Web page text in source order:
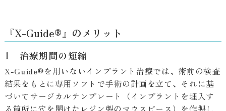
『X-Guide®』のメリット
1 治療期間の短縮
X-Guide®を用いないインプラント治療では、術前の検査
結果をもとに専用ソフトで手術の計画を立て、それに基
づいてサージカルテンプレート（インプラントを埋入す
る箇所に穴を開けたレジン製のマウスピース）を作製し